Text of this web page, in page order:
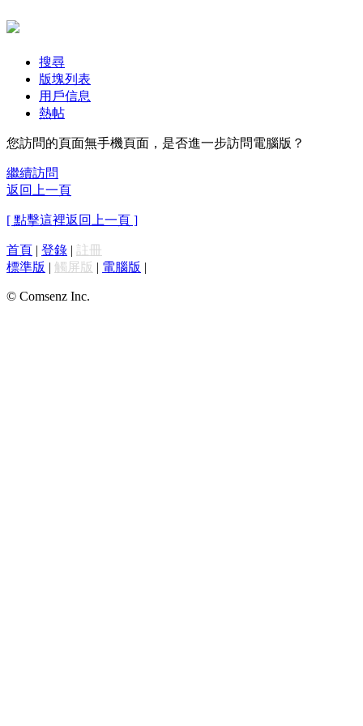
搜尋
版塊列表
用戶信息
熱帖
您訪問的頁面無手機頁面，是否進一步訪問電腦版？
繼續訪問
返回上一頁
[ 點擊這裡返回上一頁 ]
首頁 | 登錄 | 註冊
標準版 | 觸屏版 | 電腦版 |
© Comsenz Inc.